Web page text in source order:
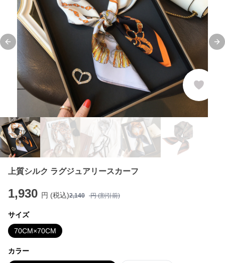
Previous slide
上質シルク ラグジュアリースカーフ
1,930 円 (税込)2,140 円 (割引前)
サイズ
70CM×70CM
カラー